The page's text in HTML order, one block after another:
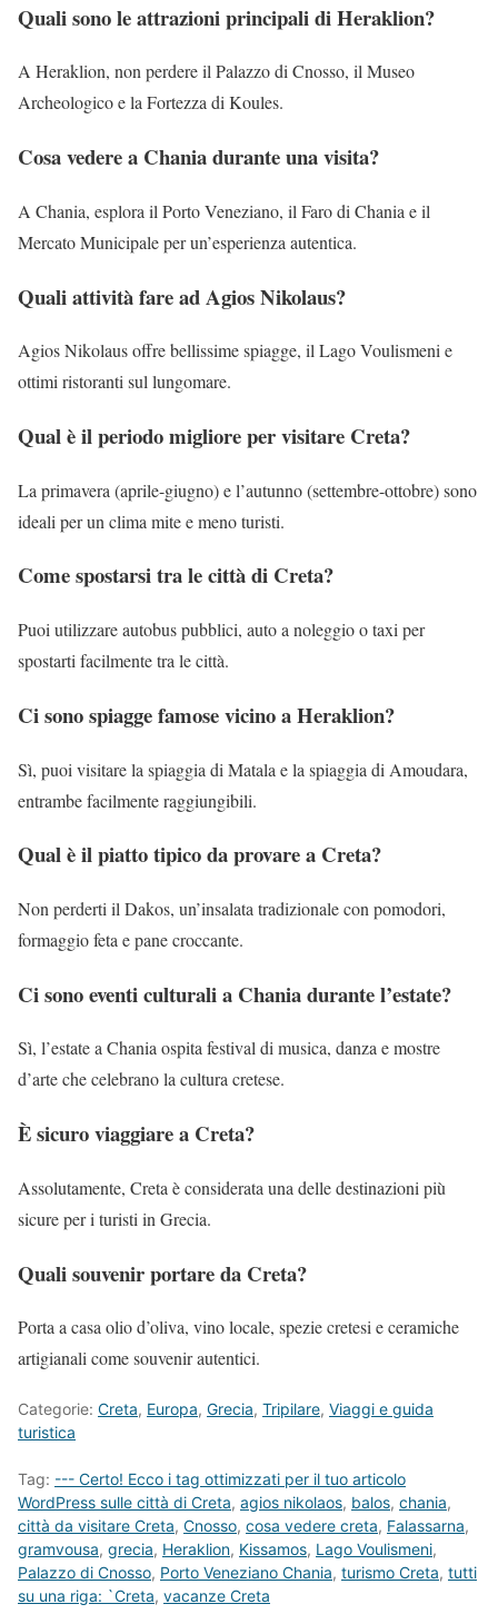
Quali sono le attrazioni principali di Heraklion?
A Heraklion, non perdere il Palazzo di Cnosso, il Museo
Archeologico e la Fortezza di Koules.
Cosa vedere a Chania durante una visita?
A Chania, esplora il Porto Veneziano, il Faro di Chania e il
Mercato Municipale per un’esperienza autentica.
Quali attività fare ad Agios Nikolaus?
Agios Nikolaus offre bellissime spiagge, il Lago Voulismeni e
ottimi ristoranti sul lungomare.
Qual è il periodo migliore per visitare Creta?
La primavera (aprile-giugno) e l’autunno (settembre-ottobre) sono
ideali per un clima mite e meno turisti.
Come spostarsi tra le città di Creta?
Puoi utilizzare autobus pubblici, auto a noleggio o taxi per
spostarti facilmente tra le città.
Ci sono spiagge famose vicino a Heraklion?
Sì, puoi visitare la spiaggia di Matala e la spiaggia di Amoudara,
entrambe facilmente raggiungibili.
Qual è il piatto tipico da provare a Creta?
Non perderti il Dakos, un’insalata tradizionale con pomodori,
formaggio feta e pane croccante.
Ci sono eventi culturali a Chania durante l’estate?
Sì, l’estate a Chania ospita festival di musica, danza e mostre
d’arte che celebrano la cultura cretese.
È sicuro viaggiare a Creta?
Assolutamente, Creta è considerata una delle destinazioni più
sicure per i turisti in Grecia.
Quali souvenir portare da Creta?
Porta a casa olio d’oliva, vino locale, spezie cretesi e ceramiche
artigianali come souvenir autentici.
Categorie: Creta, Europa, Grecia, Tripilare, Viaggi e guida
turistica
Tag: --- Certo! Ecco i tag ottimizzati per il tuo articolo
WordPress sulle città di Creta, agios nikolaos, balos, chania,
città da visitare Creta, Cnosso, cosa vedere creta, Falassarna,
gramvousa, grecia, Heraklion, Kissamos, Lago Voulismeni,
Palazzo di Cnosso, Porto Veneziano Chania, turismo Creta, tutti
su una riga: `Creta, vacanze Creta